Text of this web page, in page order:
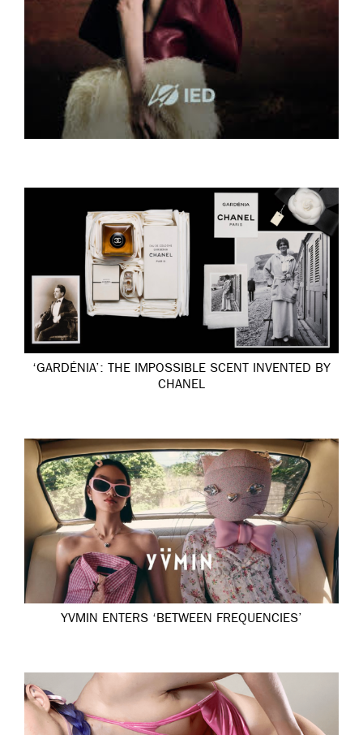
‘GARDÉNIA’: THE IMPOSSIBLE SCENT INVENTED BY
CHANEL
YVMIN ENTERS ‘BETWEEN FREQUENCIES’